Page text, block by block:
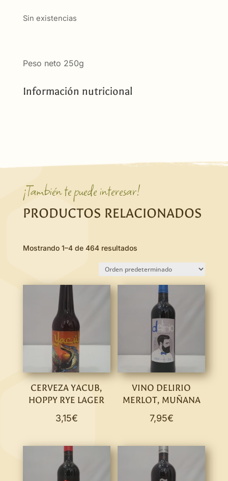
Sin existencias
Peso neto 250g
Información nutricional
¡También te puede interesar!
PRODUCTOS RELACIONADOS
Mostrando 1–4 de 464 resultados
CERVEZA YACUB,
HOPPY RYE LAGER
3,15€
VINO DELIRIO
MERLOT, MUÑANA
7,95€